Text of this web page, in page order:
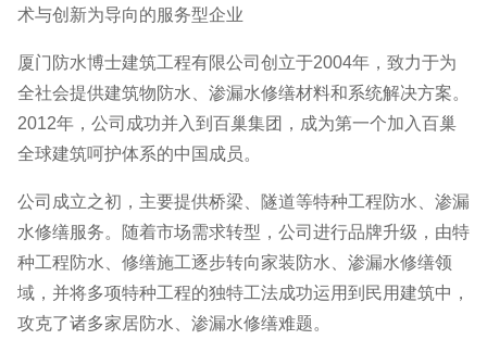
术与创新为导向的服务型企业
厦门防水博士建筑工程有限公司创立于2004年，致力于为
全社会提供建筑物防水、渗漏水修缮材料和系统解决方案。
2012年，公司成功并入到百巢集团，成为第一个加入百巢
全球建筑呵护体系的中国成员。
公司成立之初，主要提供桥梁、隧道等特种工程防水、渗漏
水修缮服务。随着市场需求转型，公司进行品牌升级，由特
种工程防水、修缮施工逐步转向家装防水、渗漏水修缮领
域，并将多项特种工程的独特工法成功运用到民用建筑中，
攻克了诸多家居防水、渗漏水修缮难题。